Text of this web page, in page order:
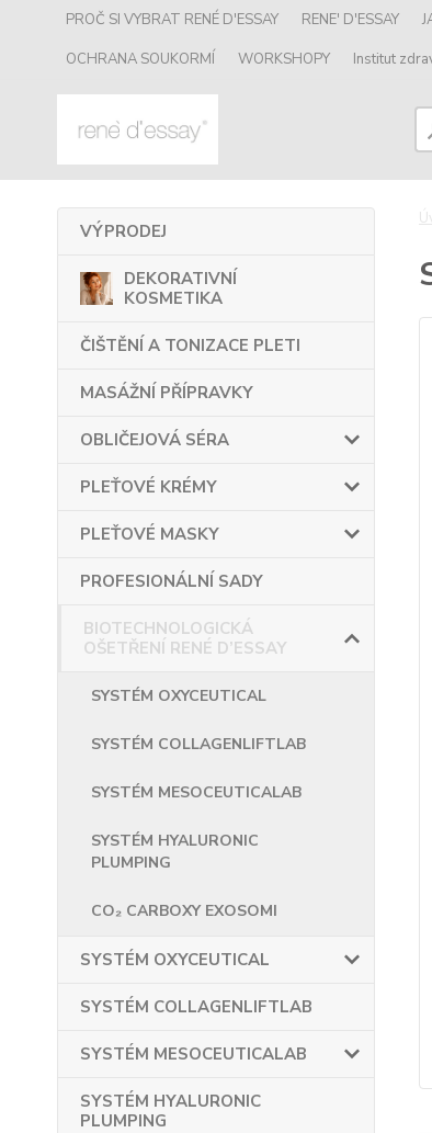
PROČ SI VYBRAT RENÉ D'ESSAY RENE' D'ESSAY
OCHRANA SOUKORMÍ
WORKSHOPY Institut
VÝPRODEJ
DEKORATIVNÍ
KOSMETIKA
ČIŠTĚNÍ A TONIZACE PLETI
MASÁŽNÍ PŘÍPRAVKY
OBLIČEJOVÁ SÉRA
PLEŤOVÉ KRÉMY
PLEŤOVÉ MASKY
PROFESIONÁLNÍ SADY
BIOTECHNOLOGICKÁ
OŠETŘENÍ RENÉ D’ESSAY
SYSTÉM OXYCEUTICAL
SYSTÉM COLLAGENLIFTLAB
SYSTÉM MESOCEUTICALAB
SYSTÉM HYALURONIC
PLUMPING
CO₂ CARBOXY EXOSOMI
SYSTÉM OXYCEUTICAL
SYSTÉM COLLAGENLIFTLAB
SYSTÉM MESOCEUTICALAB
SYSTÉM HYALURONIC
PLUMPING